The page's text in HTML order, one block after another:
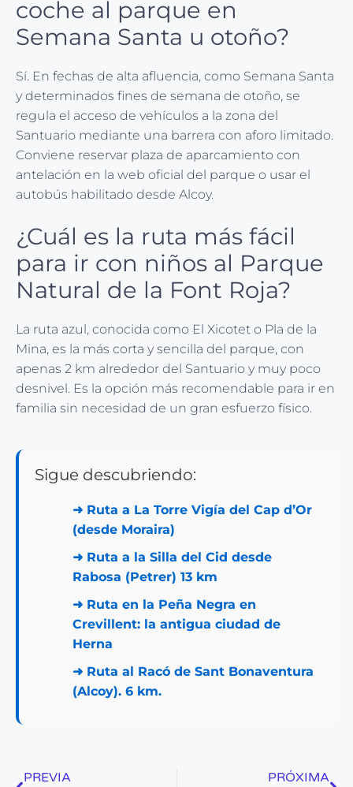
coche al parque en
Semana Santa u otoño?
Sí. En fechas de alta afluencia, como Semana Santa
y determinados fines de semana de otoño, se
regula el acceso de vehículos a la zona del
Santuario mediante una barrera con aforo limitado.
Conviene reservar plaza de aparcamiento con
antelación en la web oficial del parque o usar el
autobús habilitado desde Alcoy.
¿Cuál es la ruta más fácil
para ir con niños al Parque
Natural de la Font Roja?
La ruta azul, conocida como El Xicotet o Pla de la
Mina, es la más corta y sencilla del parque, con
apenas 2 km alrededor del Santuario y muy poco
desnivel. Es la opción más recomendable para ir en
familia sin necesidad de un gran esfuerzo físico.
Sigue descubriendo:
➜ Ruta a La Torre Vigía del Cap d’Or
(desde Moraira)
➜ Ruta a la Silla del Cid desde
Rabosa (Petrer) 13 km
➜ Ruta en la Peña Negra en
Crevillent: la antigua ciudad de
Herna
➜ Ruta al Racó de Sant Bonaventura
(Alcoy). 6 km.
PREVIA PRÓXIMA